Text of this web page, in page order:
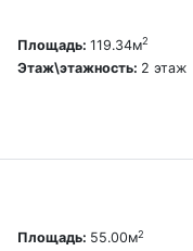
Площадь: 119.34м2
Этаж\этажность: 2 этаж
Площадь: 55.00м2